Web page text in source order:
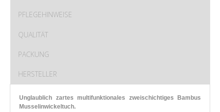
PFLEGEHINWEISE
QUALITÄT
PACKUNG
HERSTELLER
Unglaublich zartes multifunktionales zweischichtiges Bambus
Musselinwickeltuch.